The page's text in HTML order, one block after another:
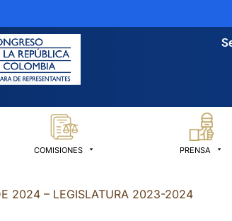
COMISIONES PRENSA
2024 – LEGISLATURA 2023-2024